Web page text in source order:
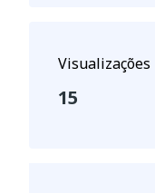
Visualizações
15